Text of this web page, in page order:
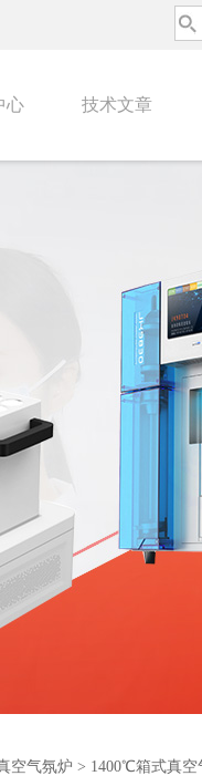
心 技术文章
空气氛炉 > 1400℃箱式真空